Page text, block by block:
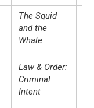
The Squid
and the
Whale
Law & Order:
Criminal
Intent